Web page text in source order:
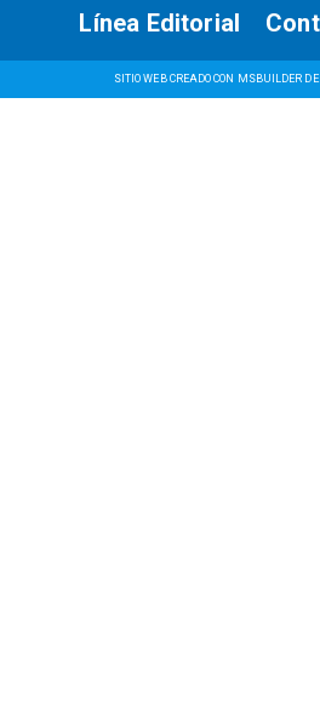
SITIO WEB CREADO CON MSBUILDER
Línea Editorial